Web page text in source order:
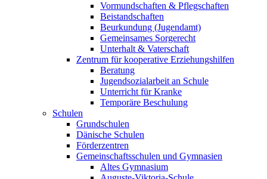
Vormundschaften & Pflegschaften
Beistandschaften
Beurkundung (Jugendamt)
Gemeinsames Sorgerecht
Unterhalt & Vaterschaft
Zentrum für kooperative Erziehungshilfen
Beratung
Jugendsozialarbeit an Schule
Unterricht für Kranke
Temporäre Beschulung
Schulen
Grundschulen
Dänische Schulen
Förderzentren
Gemeinschaftsschulen und Gymnasien
Altes Gymnasium